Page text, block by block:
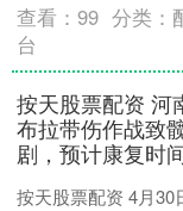
查看：99 分类：
台
按天股票配资 河
布拉带伤作战致
剧，预计康复时
按天股票配资 4月30